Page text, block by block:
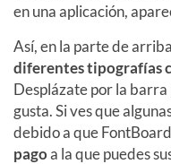
en una aplicación,
Así, en la parte de
diferentes tipografías
Desplázate por la
gusta. Si ves que
debido a que FontBoard
pagoa la que puedes